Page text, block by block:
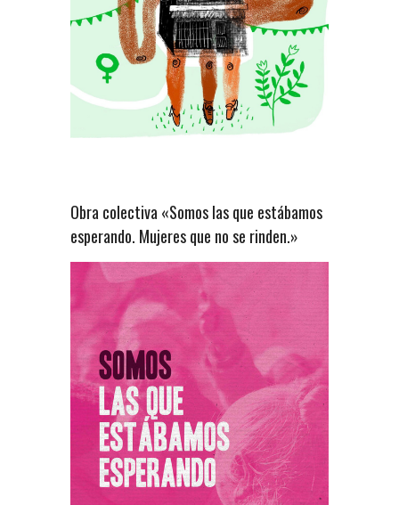
Obra colectiva «Somos las que estábamos
esperando. Mujeres que no se rinden.»